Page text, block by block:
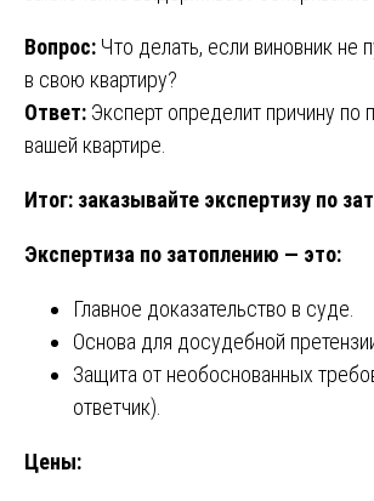
Вопрос: Что делать, если виновник не
в свою квартиру?
Ответ: Эксперт определит причину по
вашей квартире.
Итог: заказывайте экспертизу по
Экспертиза по затоплению — это:
Главное доказательство в суде.
Основа для досудебной
Защита от необоснованных
ответчик).
Цены: